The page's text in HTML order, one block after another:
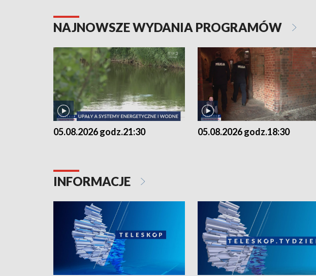
NAJNOWSZE WYDANIA PROGRAMÓW
05.08.2026 godz.21:30 05.08.2026 godz.18:30
INFORMACJE